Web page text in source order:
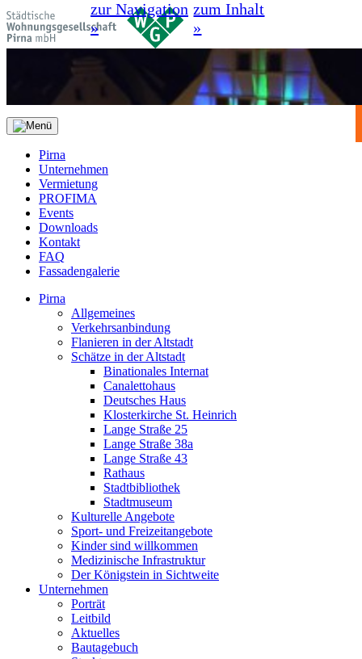
zur Navigation
»
zum Inhalt
»
Pirna
Unternehmen
Vermietung
PROFIMA
Events
Downloads
Kontakt
FAQ
Fassadengalerie
Pirna
Allgemeines
Verkehrsanbindung
Flanieren in der Altstadt
Schätze in der Altstadt
Binationales Internat
Canalettohaus
Deutsches Haus
Klosterkirche St. Heinrich
Lange Straße 25
Lange Straße 38a
Lange Straße 43
Rathaus
Stadtbibliothek
Stadtmuseum
Kulturelle Angebote
Sport- und Freizeitangebote
Kinder sind willkommen
Medizinische Infrastruktur
Der Königstein in Sichtweite
Unternehmen
Porträt
Leitbild
Aktuelles
Bautagebuch